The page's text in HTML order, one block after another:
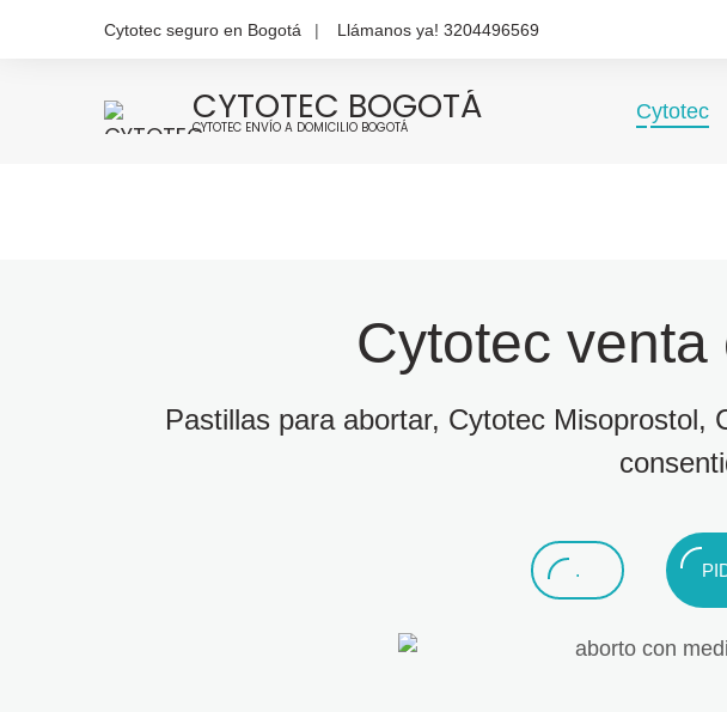
Cytotec seguro en Bogotá Llámanos ya! 3204496569
CYTOTEC BOGOTÁ
CYTOTEC ENVÍO A DOMICILIO BOGOTÁ
Cytotec
Cytotec
Pastillas para abortar, Cytotec Misoprostol,
.